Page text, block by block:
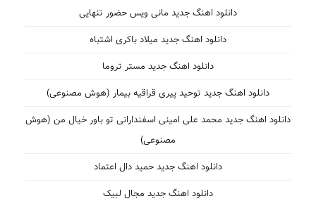
دانلود اهنگ جدید مانی ویس حضور تنهایی
دانلود اهنگ جدید میلاد باکری اشتباه
دانلود اهنگ جدید مستر تروما
دانلود اهنگ جدید توحید پیری قراقیه بیمار (هوش مصنوعی)
دانلود اهنگ جدید محمد علی امینی اسفندارانی تو باور خیال من (هوش
مصنوعی)
دانلود اهنگ جدید حمید دال اعتماد
دانلود اهنگ جدید مجال لبیک